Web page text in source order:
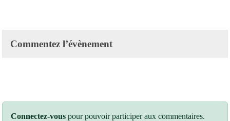
Commentez l’évènement
Connectez-vous pour pouvoir participer aux commentaires.